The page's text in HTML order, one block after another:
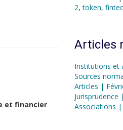
et financier
2,token,
Articles
Institutions et
Sources
Articles |
Associations |